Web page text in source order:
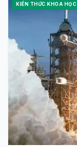
KIẾN THỨC KHOA HỌC